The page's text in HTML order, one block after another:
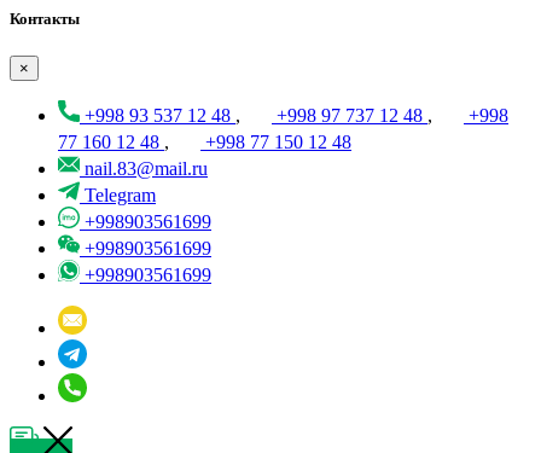
Контакты
×
+998 93 537 12 48 , +998 97 737 12 48 ,
+998
77 160 12 48 ,
+998 77 150 12 48
nail.83@mail.ru
Telegram
+998903561699
+998903561699
+998903561699